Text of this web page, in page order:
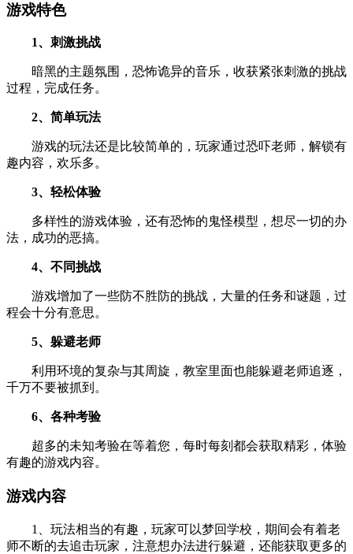
游戏特色
1、刺激挑战
暗黑的主题氛围，恐怖诡异的音乐，收获紧张刺激的挑战
过程，完成任务。
2、简单玩法
游戏的玩法还是比较简单的，玩家通过恐吓老师，解锁有
趣内容，欢乐多。
3、轻松体验
多样性的游戏体验，还有恐怖的鬼怪模型，想尽一切的办
法，成功的恶搞。
4、不同挑战
游戏增加了一些防不胜防的挑战，大量的任务和谜题，过
程会十分有意思。
5、躲避老师
利用环境的复杂与其周旋，教室里面也能躲避老师追逐，
千万不要被抓到。
6、各种考验
超多的未知考验在等着您，每时每刻都会获取精彩，体验
有趣的游戏内容。
游戏内容
1、玩法相当的有趣，玩家可以梦回学校，期间会有着老
师不断的去追击玩家，注意想办法进行躲避，还能获取更多的